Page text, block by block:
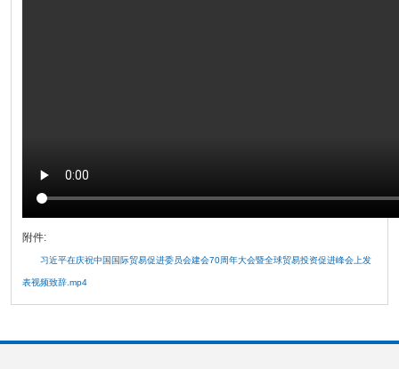
附件:
习近平在庆祝中国国际贸易促进委员会建会70周年大会暨全球贸易投资促进峰会上发
表视频致辞.mp4